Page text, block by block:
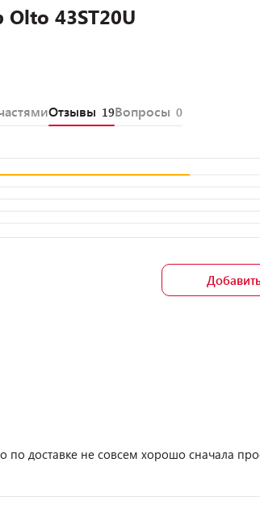
43ST20U
Отзывы 19Вопросы 0
по доставке не совсем хорошо сначала